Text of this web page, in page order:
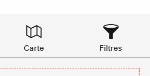
Carte Filtres